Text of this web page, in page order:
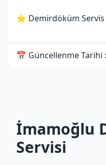
⭐ Demirdöküm Servis
📅 Güncellenme Tarihi :
İmamoğlu
Servisi